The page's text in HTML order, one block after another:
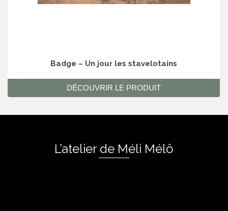
Badge – Un jour les stavelotains
DÉCOUVRIR LE PRODUIT
L’atelier de Méli Mélô